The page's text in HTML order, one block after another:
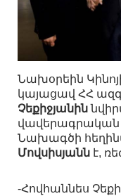
Նախօրեին
կայացավ ՀՀ
Չեքիջյանին
վավերագրական
Նախագծի
Մովսիսյանն է,
-Հովհաննես